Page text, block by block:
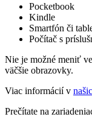
Pocketbook
Kindle
Smartfón či
Počítač s
Nie je možné meniť
väčšie obrazovky.
Viac informácií v
Prečítate na